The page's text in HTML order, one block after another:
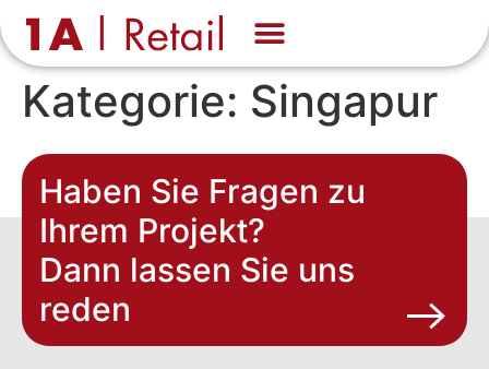
Kategorie: Singapur
Haben Sie Fragen zu
Ihrem Projekt?
Dann lassen Sie uns
reden